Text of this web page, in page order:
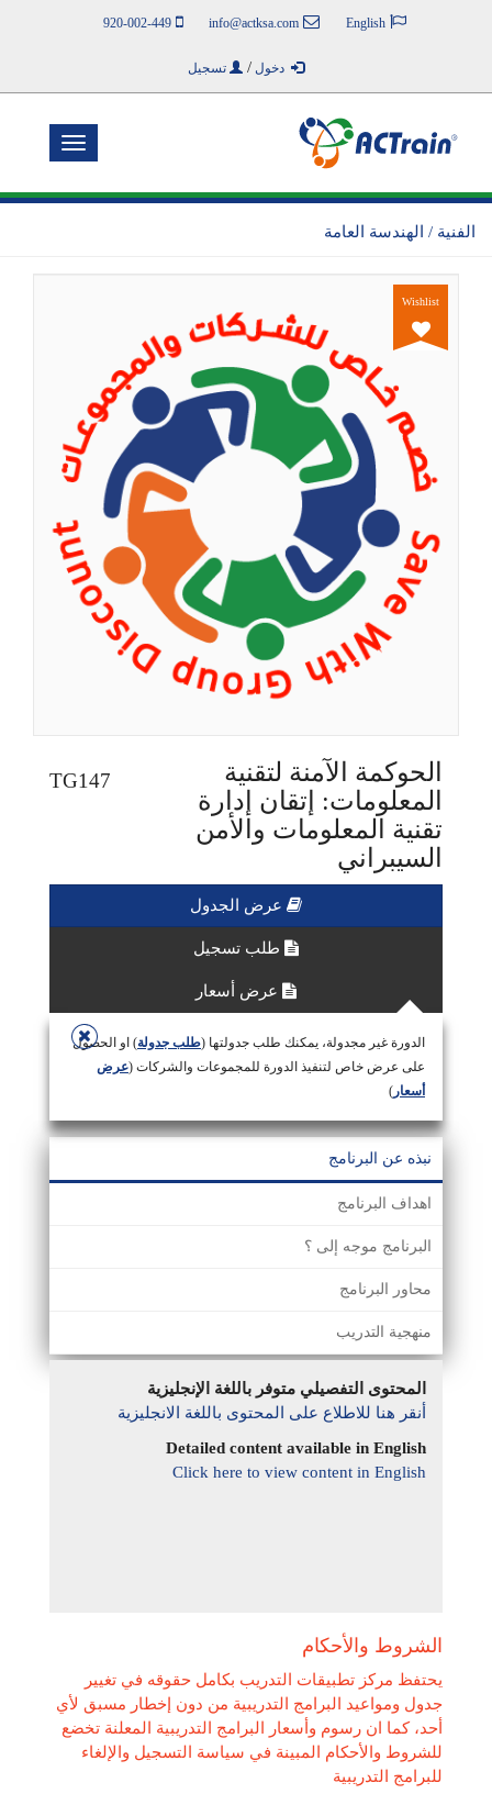
English
info@actksa.com
920-002-449
دخول / تسجيل
Toggle
الفنية / الهندسة العامة
Wishlist
الحوكمة الآمنة لتقنية
المعلومات: إتقان إدارة
تقنية المعلومات والأمن
السيبراني
TG147
عرض الجدول
طلب تسجيل
عرض أسعار
الدورة غير مجدولة، يمكنك طلب جدولتها (طلب جدولة) او الحصول
على عرض خاص لتنفيذ الدورة للمجموعات والشركات (عرض
أسعار )
نبذه عن البرنامج
اهداف البرنامج
البرنامج موجه إلى ؟
محاور البرنامج
منهجية التدريب
المحتوى التفصيلي متوفر باللغة الإنجليزية
أنقر هنا للاطلاع على المحتوى باللغة الانجليزية
Detailed content available in English
Click here to view content in English
الشروط والأحكام
يحتفظ مركز تطبيقات التدريب بكامل حقوقه في تغيير
جدول ومواعيد البرامج التدريبية من دون إخطار مسبق لأي
أحد، كما ان رسوم وأسعار البرامج التدريبية المعلنة تخضع
للشروط والأحكام المبينة في سياسة التسجيل والإلغاء
للبرامج التدريبية